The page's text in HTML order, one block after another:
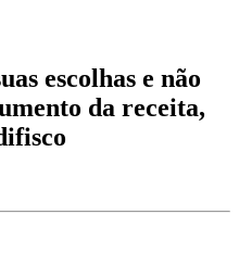
escolhas e não
da receita,